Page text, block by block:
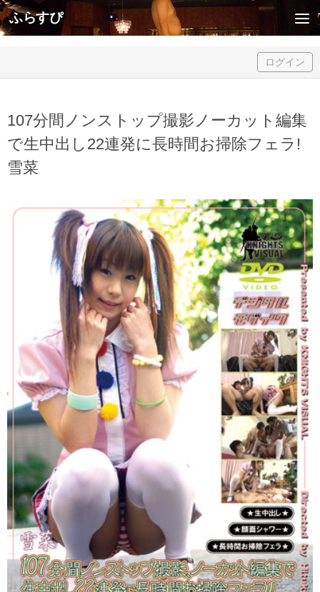
Skip to content
ふらすぴ
ログイン
107分間ノンストップ撮影ノーカット編集
で生中出し22連発に長時間お掃除フェラ!
雪菜